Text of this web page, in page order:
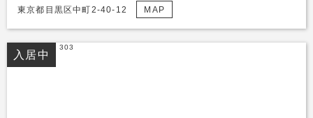
東京都目黒区中町2-40-12
MAP
入居中